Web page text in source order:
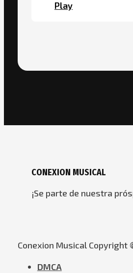
Play
CONEXION MUSICAL
¡Se parte de nuestra
Conexion Musical Copyright
DMCA